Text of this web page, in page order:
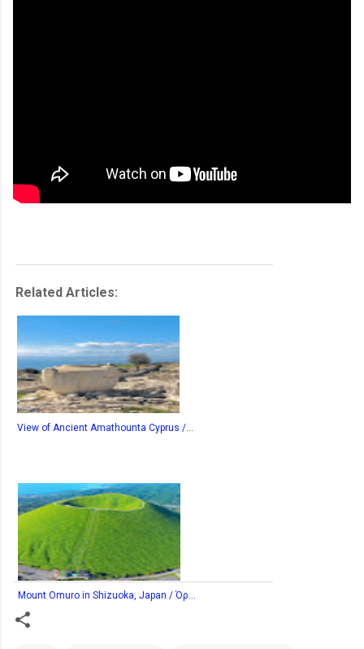
Related Articles:
View of Ancient Amathounta Cyprus /...
Mount Omuro in Shizuoka, Japan / Όρ...